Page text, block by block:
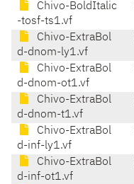
Chivo-BoldItalic
-tosf-ts1.vf
Chivo-ExtraBol
d-dnom-ly1.vf
Chivo-ExtraBol
d-dnom-ot1.vf
Chivo-ExtraBol
d-dnom-t1.vf
Chivo-ExtraBol
d-inf-ly1.vf
Chivo-ExtraBol
d-inf-ot1.vf